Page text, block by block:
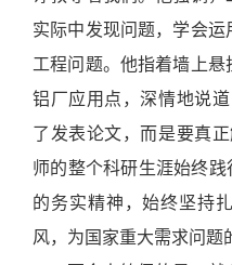
实际中发现问题，学会
工程问题。他指着墙上
铝厂应用点，深情地说道
了发表论文，而是要真
师的整个科研生涯始终践
的务实精神，始终坚持
风，为国家重大需求问题